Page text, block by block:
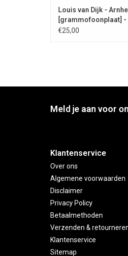
Louis van Dijk -
[grammofoonplaat] -
€25,00
Meld je aan voor
Klantenservice
Over ons
Algemene voorwaarden
Disclaimer
Privacy Policy
Betaalmethoden
Verzenden &
Klantenservice
Sitemap